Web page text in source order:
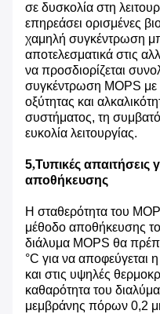
σε δυσκολία στη
επηρεάσει ορισμένες
χαμηλή συγκέντρωση
αποτελεσματικά στις
να προσδιορίζεται
συγκέντρωση MOPS με
οξύτητας και
συστήματος, τη
ευκολία λειτουργίας.
5,Τυπικές απαιτήσεις
αποθήκευσης
Η σταθερότητα του
μέθοδο αποθήκευσης
διάλυμα MOPS θα
°C για να αποφεύγεται
και στις υψηλές
καθαρότητα του
μεμβράνης πόρων 0,2